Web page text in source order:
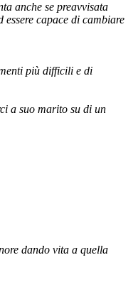
anche se preavvisata
essere capace di cambiare
più difficili e di
a suo marito su di un
dando vita a quella